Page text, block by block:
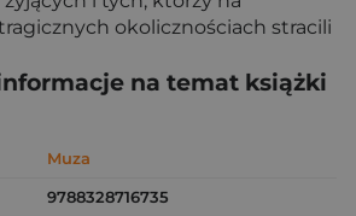
okolicznościach stracili
na temat książki
Muza
9788328716735